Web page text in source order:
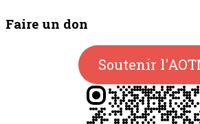
Faire un don
Soutenir